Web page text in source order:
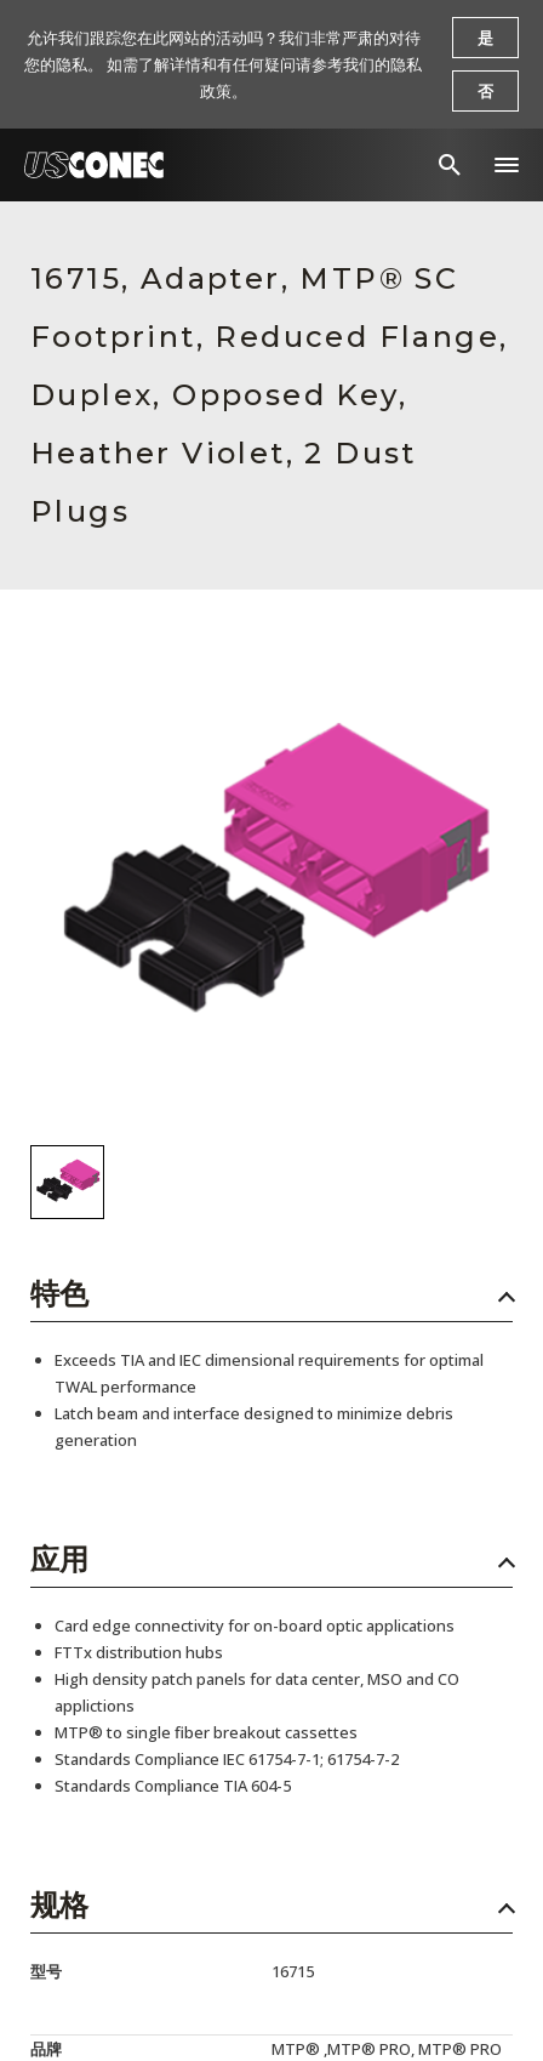
解决方案
产品
资源
关于我们
16715, Adapter, MTP® SC
Footprint, Reduced Flange,
Duplex, Opposed Key,
Heather Violet, 2 Dust
Plugs
特色
Exceeds TIA and IEC dimensional requirements for optimal
TWAL performance
Latch beam and interface designed to minimize debris
generation
应用
Card edge connectivity for on-board optic applications
FTTx distribution hubs
High density patch panels for data center, MSO and CO
applictions
MTP® to single fiber breakout cassettes
Standards Compliance IEC 61754-7-1; 61754-7-2
Standards Compliance TIA 604-5
规格
型号 16715
品牌
MTP® ,MTP® PRO, MTP® PRO
允许我们跟踪您在此网站的活动吗？我们非常严肃的对待
您的隐私。 如需了解详情和有任何疑问请参考我们的隐私
政策。
是
否